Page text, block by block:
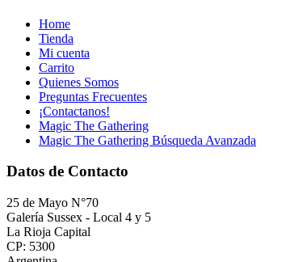
Home
Tienda
Mi cuenta
Carrito
Quienes Somos
Preguntas Frecuentes
¡Contactanos!
Magic The Gathering
Magic The Gathering Búsqueda Avanzada
Datos de Contacto
25 de Mayo N°70
Galería Sussex - Local 4 y 5
La Rioja Capital
CP: 5300